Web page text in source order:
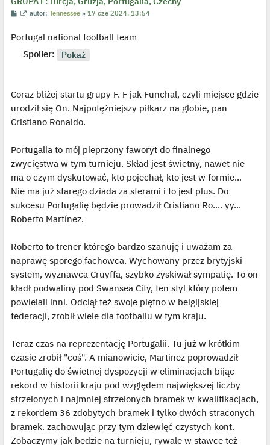
y
s
P
t
W
w
e
t
e
d
y
n
p
o
s
t
autor:Tennessee »17 cze 2024, 13:54
Portugal national football team
Spoiler:
Coraz bliżej startu grupy F. F jak Funchal, czyli miejsce gdzie
urodził się On. Najpotężniejszy piłkarz na globie, pan
Cristiano Ronaldo.
Portugalia to mój pieprzony faworyt do finalnego
zwycięstwa w tym turnieju. Skład jest świetny, nawet nie
ma o czym dyskutować, kto pojechał, kto jest w formie...
Nie ma już starego dziada za sterami i to jest plus. Do
sukcesu Portugalię będzie prowadził Cristiano Ro.... yy...
Roberto Martínez.
Roberto to trener którego bardzo szanuję i uważam za
naprawę sporego fachowca. Wychowany przez brytyjski
system, wyznawca Cruyffa, szybko zyskiwał sympatię. To on
kładł podwaliny pod Swansea City, ten styl który potem
powielali inni. Odciął też swoje piętno w belgijskiej
federacji, zrobił wiele dla footballu w tym kraju.
Teraz czas na reprezentację Portugalii. Tu już w krótkim
czasie zrobił "coś". A mianowicie, Martinez poprowadził
Portugalię do świetnej dyspozycji w eliminacjach bijąc
rekord w historii kraju pod względem największej liczby
strzelonych i najmniej strzelonych bramek w kwalifikacjach,
z rekordem 36 zdobytych bramek i tylko dwóch straconych
bramek. zachowując przy tym dziewięć czystych kont.
Zobaczymy jak będzie na turnieju, rywale w stawce też